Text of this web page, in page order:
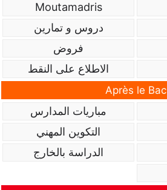
Moutamadris
دروس و تمارين
فروض
الاطلاع على النقط
Après le Bac
مباريات المدارس
التكوين المهني
الدراسة بالخارج